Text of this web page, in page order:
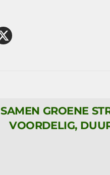
SAMEN GROENE
VOORDELIG,